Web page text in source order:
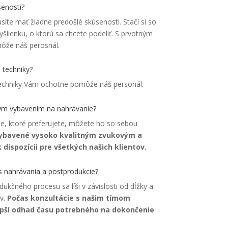
mať žiadne predošlé skúsenosti. Stačí si so
o ktorú sa chcete podeliť. S prvotným
náš perosnál.
Vám ochotne pomôže náš personál.
vybavením na nahrávanie?
ktoré preferujete, môžete ho so sebou
vysoko kvalitným zvukovým a
pre všetkých našich klientov.
a postprodukcie?
procesu sa líši v závislosti od dĺžky a
Počas konzultácie s našim tímom
odhad času potrebného na dokončenie